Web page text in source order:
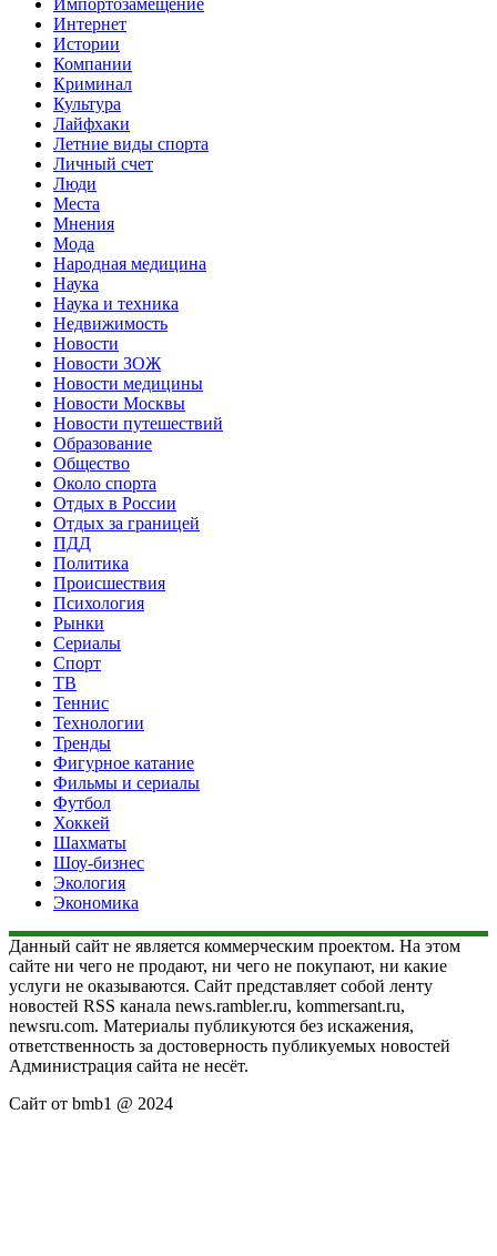
Интернет
Истории
Компании
Криминал
Культура
Лайфхаки
Летние виды спорта
Личный счет
Люди
Места
Мнения
Мода
Народная медицина
Наука
Наука и техника
Недвижимость
Новости
Новости ЗОЖ
Новости медицины
Новости Москвы
Новости путешествий
Образование
Общество
Около спорта
Отдых в России
Отдых за границей
ПДД
Политика
Происшествия
Психология
Рынки
Сериалы
Спорт
ТВ
Теннис
Технологии
Тренды
Фигурное катание
Фильмы и сериалы
Футбол
Хоккей
Шахматы
Шоу-бизнес
Экология
Экономика
Данный сайт не является коммерческим проектом. На этом
сайте ни чего не продают, ни чего не покупают, ни какие
услуги не оказываются. Сайт представляет собой ленту
новостей RSS канала news.rambler.ru, kommersant.ru,
newsru.com. Материалы публикуются без искажения,
ответственность за достоверность публикуемых новостей
Администрация сайта не несёт.
Сайт от bmb1 @ 2024